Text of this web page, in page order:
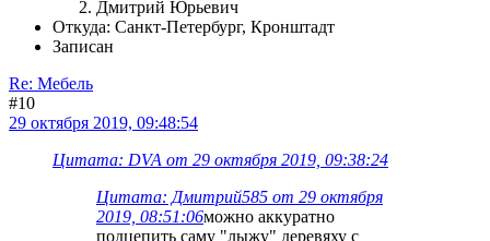
Дмитрий Юрьевич
Откуда: Санкт-Петербург, Кронштадт
Записан
Re: Мебель
#10
29 октября 2019, 09:48:54
Цитата: DVA от 29 октября 2019, 09:38:24
Цитата: Дмитрий585 от 29 октября
2019, 08:51:06можно аккуратно
подцепить саму "лыжу" деревяху с